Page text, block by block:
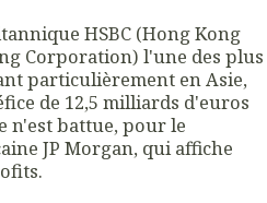
HSBC (Hong Kong
Corporation) l'une des plus
particulièrement en Asie,
de 12,5 milliards d'euros
n'est battue, pour le
JP Morgan, qui affiche